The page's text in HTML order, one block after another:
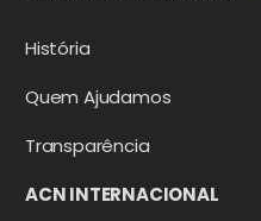
História
Quem Ajudamos
Transparência
ACN INTERNACIONAL